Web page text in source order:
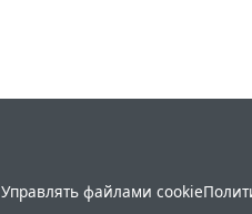
Управлять файлами cookie